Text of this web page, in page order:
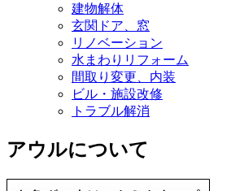
建物解体
玄関ドア、窓
リノベーション
水まわりリフォーム
間取り変更、内装
ビル・施設改修
トラブル解消
アウルについて